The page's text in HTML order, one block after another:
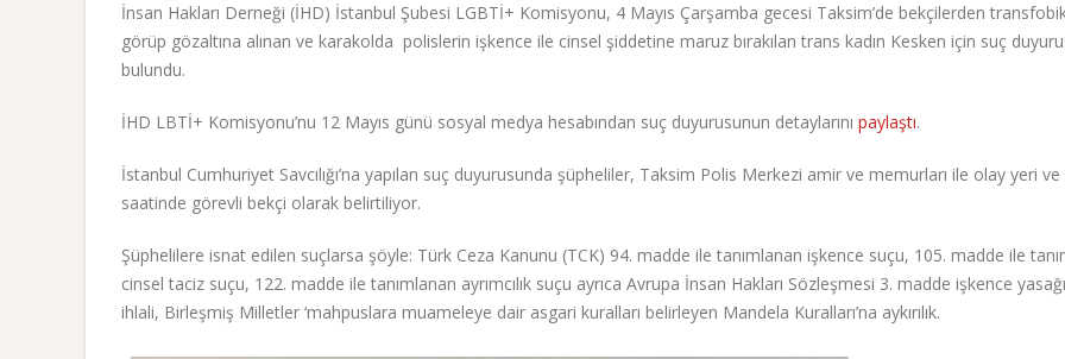
İnsan Hakları Derneği (İHD) İstanbul Şubesi LGBTİ+ Komisyonu, 4 Mayıs Çarşamba gecesi Taksim’de bekçilerden
görüp gözaltına alınan ve karakolda polislerin işkence ile cinsel şiddetine maruz bırakılan trans kadın Kesken için suç
bulundu.
İHD LBTİ+ Komisyonu’nu 12 Mayıs günü sosyal medya hesabından suç duyurusunun detaylarını paylaştı.
İstanbul Cumhuriyet Savcılığı’na yapılan suç duyurusunda şüpheliler, Taksim Polis Merkezi amir ve memurları ile olay yeri ve
saatinde görevli bekçi olarak belirtiliyor.
Şüphelilere isnat edilen suçlarsa şöyle: Türk Ceza Kanunu (TCK) 94. madde ile tanımlanan işkence suçu, 105. madde ile
cinsel taciz suçu, 122. madde ile tanımlanan ayrımcılık suçu ayrıca Avrupa İnsan Hakları Sözleşmesi 3. madde işkence
ihlali, Birleşmiş Milletler ‘mahpuslara muameleye dair asgari kuralları belirleyen Mandela Kuralları’na aykırılık.